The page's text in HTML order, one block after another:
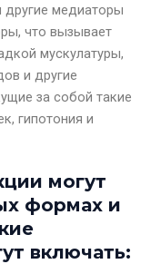
медиаторы
что вызывает
мускулатуры,
и другие
за собой такие
гипотония и
могут
формах и
включать: